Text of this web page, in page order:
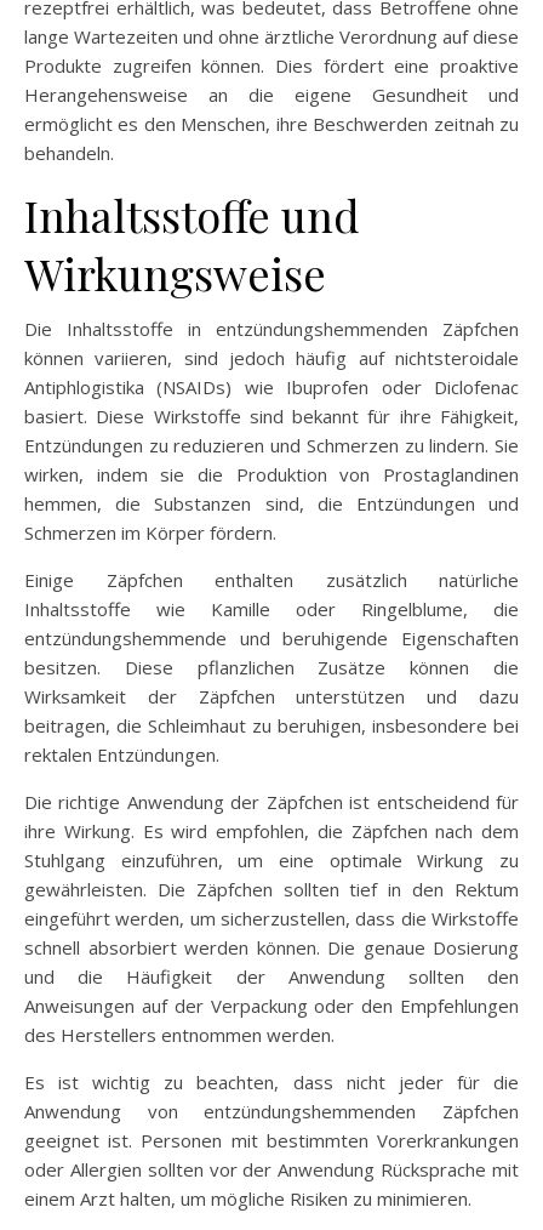
rezeptfrei erhältlich, was bedeutet, dass Betroffene ohne
lange Wartezeiten und ohne ärztliche Verordnung auf diese
Produkte zugreifen können. Dies fördert eine proaktive
Herangehensweise an die eigene Gesundheit und
ermöglicht es den Menschen, ihre Beschwerden zeitnah zu
behandeln.
Inhaltsstoffe und
Wirkungsweise
Die Inhaltsstoffe in entzündungshemmenden Zäpfchen
können variieren, sind jedoch häufig auf nichtsteroidale
Antiphlogistika (NSAIDs) wie Ibuprofen oder Diclofenac
basiert. Diese Wirkstoffe sind bekannt für ihre Fähigkeit,
Entzündungen zu reduzieren und Schmerzen zu lindern. Sie
wirken, indem sie die Produktion von Prostaglandinen
hemmen, die Substanzen sind, die Entzündungen und
Schmerzen im Körper fördern.
Einige Zäpfchen enthalten zusätzlich natürliche
Inhaltsstoffe wie Kamille oder Ringelblume, die
entzündungshemmende und beruhigende Eigenschaften
besitzen. Diese pflanzlichen Zusätze können die
Wirksamkeit der Zäpfchen unterstützen und dazu
beitragen, die Schleimhaut zu beruhigen, insbesondere bei
rektalen Entzündungen.
Die richtige Anwendung der Zäpfchen ist entscheidend für
ihre Wirkung. Es wird empfohlen, die Zäpfchen nach dem
Stuhlgang einzuführen, um eine optimale Wirkung zu
gewährleisten. Die Zäpfchen sollten tief in den Rektum
eingeführt werden, um sicherzustellen, dass die Wirkstoffe
schnell absorbiert werden können. Die genaue Dosierung
und die Häufigkeit der Anwendung sollten den
Anweisungen auf der Verpackung oder den Empfehlungen
des Herstellers entnommen werden.
Es ist wichtig zu beachten, dass nicht jeder für die
Anwendung von entzündungshemmenden Zäpfchen
geeignet ist. Personen mit bestimmten Vorerkrankungen
oder Allergien sollten vor der Anwendung Rücksprache mit
einem Arzt halten, um mögliche Risiken zu minimieren.